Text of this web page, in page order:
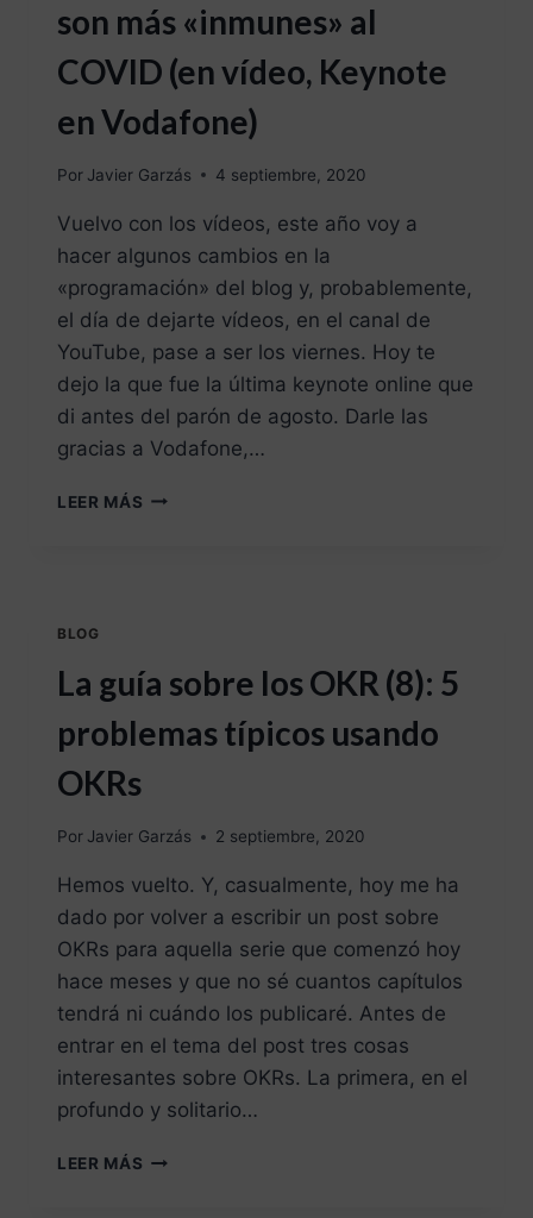
son más «inmunes» al
COVID (en vídeo, Keynote
en Vodafone)
Por Javier Garzás 4 septiembre, 2020
Vuelvo con los vídeos, este año voy a
hacer algunos cambios en la
«programación» del blog y, probablemente,
el día de dejarte vídeos, en el canal de
YouTube, pase a ser los viernes. Hoy te
dejo la que fue la última keynote online que
di antes del parón de agosto. Darle las
gracias a Vodafone,…
LEER MÁS
BLOG
La guía sobre los OKR (8): 5
problemas típicos usando
OKRs
Por Javier Garzás 2 septiembre, 2020
Hemos vuelto. Y, casualmente, hoy me ha
dado por volver a escribir un post sobre
OKRs para aquella serie que comenzó hoy
hace meses y que no sé cuantos capítulos
tendrá ni cuándo los publicaré. Antes de
entrar en el tema del post tres cosas
interesantes sobre OKRs. La primera, en el
profundo y solitario…
LEER MÁS